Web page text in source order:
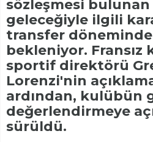
sözleşmesi
geleceğiyle ilgili
transfer
bekleniyor.
sportif direktörü
Lorenzi'nin
ardından, kulübün
değerlendirmeye
sürüldü.